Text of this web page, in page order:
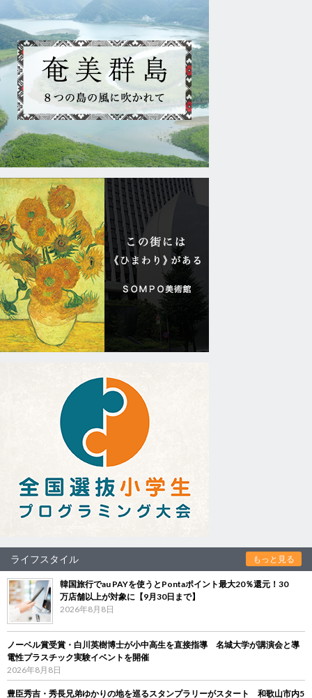
ライフスタイル もっと見る
韓国旅行でau PAYを使うとPontaポイント最大20％還元！30
万店舗以上が対象に【9月30日まで】
2026年8月8日
ノーベル賞受賞・白川英樹博士が小中高生を直接指導 名城大学が講演会と導
電性プラスチック実験イベントを開催
2026年8月8日
豊臣秀吉・秀長兄弟ゆかりの地を巡るスタンプラリーがスタート 和歌山市内5